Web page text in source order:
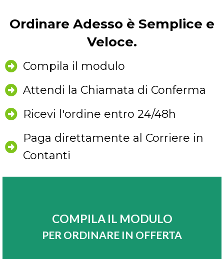
Ordinare Adesso è Semplice e
Veloce.
Compila il modulo
Attendi la Chiamata di Conferma
Ricevi l'ordine entro 24/48h
Paga direttamente al Corriere in
Contanti
COMPILA IL MODULO
PER ORDINARE IN OFFERTA